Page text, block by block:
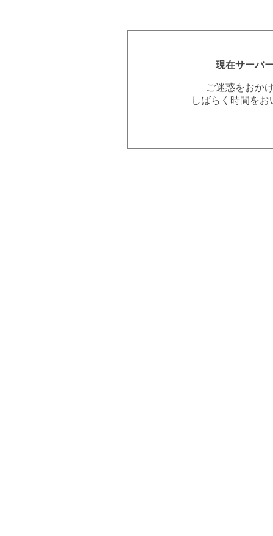
現在サーバ
ご迷惑をおか
しばらく時間を